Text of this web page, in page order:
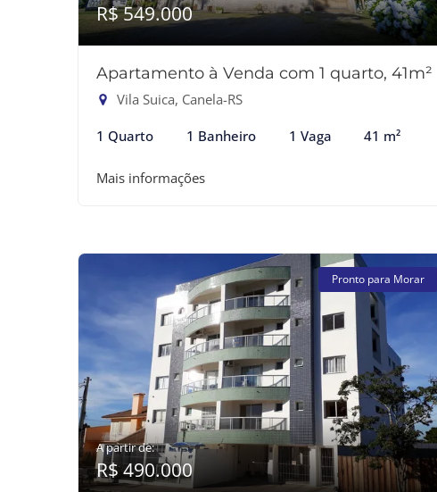
R$ 549.000
Apartamento à Venda com 1 quarto, 41m²
Vila Suica, Canela-RS
1 Quarto 1 Banheiro 1 Vaga 41 m²
Mais informações
Pronto para Morar
A partir de:
R$ 490.000